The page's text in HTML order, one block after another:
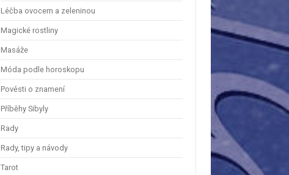
Léčba ovocem a zeleninou
Magické rostliny
Masáže
Móda podle horoskopu
Pověsti o znamení
Příběhy Sibyly
Rady
Rady, tipy a návody
Tarot